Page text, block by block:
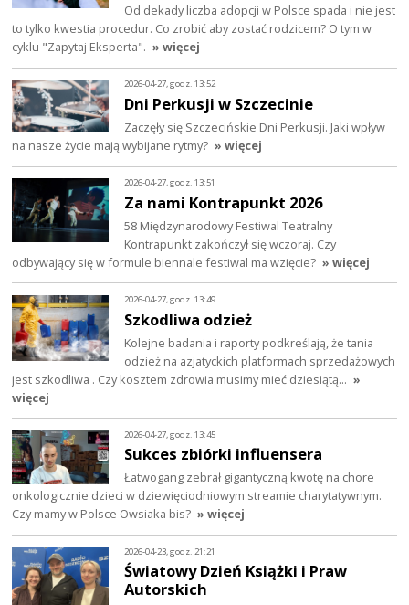
Od dekady liczba adopcji w Polsce spada i nie jest
to tylko kwestia procedur. Co zrobić aby zostać rodzicem? O tym w
cyklu "Zapytaj Eksperta". » więcej
2026-04-27, godz. 13:52
Dni Perkusji w Szczecinie
Zaczęły się Szczecińskie Dni Perkusji. Jaki wpływ
na nasze życie mają wybijane rytmy? » więcej
2026-04-27, godz. 13:51
Za nami Kontrapunkt 2026
58 Międzynarodowy Festiwal Teatralny
Kontrapunkt zakończył się wczoraj. Czy
odbywający się w formule biennale festiwal ma wzięcie? » więcej
2026-04-27, godz. 13:49
Szkodliwa odzież
Kolejne badania i raporty podkreślają, że tania
odzież na azjatyckich platformach sprzedażowych
jest szkodliwa . Czy kosztem zdrowia musimy mieć dziesiątą… »
więcej
2026-04-27, godz. 13:45
Sukces zbiórki influensera
Łatwogang zebrał gigantyczną kwotę na chore
onkologicznie dzieci w dziewięciodniowym streamie charytatywnym.
Czy mamy w Polsce Owsiaka bis? » więcej
2026-04-23, godz. 21:21
Światowy Dzień Książki i Praw
Autorskich